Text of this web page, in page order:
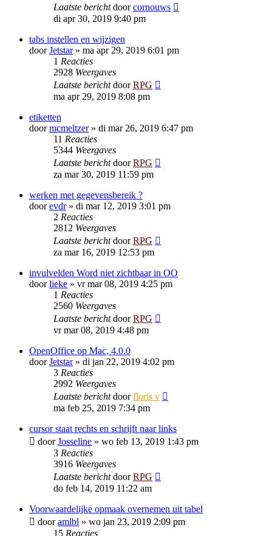
Laatste berichtdoorcornouws
di apr 30, 2019 9:40 pm
tabs instellen en wijzigen
doorJetstar» ma apr 29, 2019 6:01 pm
1 Reacties
2928 Weergaves
Laatste berichtdoorRPG
ma apr 29, 2019 8:08 pm
etiketten
doormcmeltzer» di mar 26, 2019 6:47 pm
11 Reacties
5344 Weergaves
Laatste berichtdoorRPG
za mar 30, 2019 11:59 pm
werken met gegevensbereik ?
doorevdr» di mar 12, 2019 3:01 pm
2 Reacties
2812 Weergaves
Laatste berichtdoorRPG
za mar 16, 2019 12:53 pm
invulvelden Word niet zichtbaar in OO
doorlieke » vr mar 08, 2019 4:25 pm
1 Reacties
2560 Weergaves
Laatste berichtdoorRPG
vr mar 08, 2019 4:48 pm
OpenOffice op Mac, 4.0.0
doorJetstar» di jan 22, 2019 4:02 pm
3 Reacties
2992 Weergaves
Laatste berichtdoorfloris v
ma feb 25, 2019 7:34 pm
cursor staat rechts en schrijft naar links
doorJosseline » wo feb 13, 2019 1:43 pm
3 Reacties
3916 Weergaves
Laatste berichtdoorRPG
do feb 14, 2019 11:22 am
Voorwaardelijke opmaak overnemen uit tabel
dooramlbl » wo jan 23, 2019 2:09 pm
15 Reacties